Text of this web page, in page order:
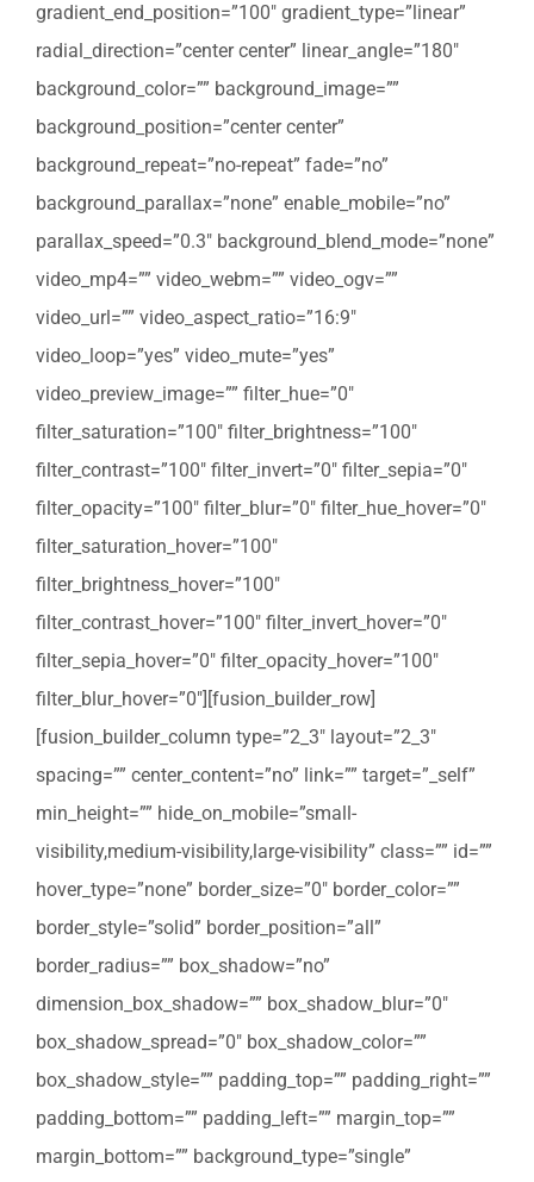
gradient_end_position=”100″ gradient_type=”linear”
radial_direction=”center center” linear_angle=”180″
background_color=”” background_image=””
background_position=”center center”
background_repeat=”no-repeat” fade=”no”
background_parallax=”none” enable_mobile=”no”
parallax_speed=”0.3″ background_blend_mode=”none”
video_mp4=”” video_webm=”” video_ogv=””
video_url=”” video_aspect_ratio=”16:9″
video_loop=”yes” video_mute=”yes”
video_preview_image=”” filter_hue=”0″
filter_saturation=”100″ filter_brightness=”100″
filter_contrast=”100″ filter_invert=”0″ filter_sepia=”0″
filter_opacity=”100″ filter_blur=”0″ filter_hue_hover=”0″
filter_saturation_hover=”100″
filter_brightness_hover=”100″
filter_contrast_hover=”100″ filter_invert_hover=”0″
filter_sepia_hover=”0″ filter_opacity_hover=”100″
filter_blur_hover=”0″][fusion_builder_row]
[fusion_builder_column type=”2_3″ layout=”2_3″
spacing=”” center_content=”no” link=”” target=”_self”
min_height=”” hide_on_mobile=”small-
visibility,medium-visibility,large-visibility” class=”” id=””
hover_type=”none” border_size=”0″ border_color=””
border_style=”solid” border_position=”all”
border_radius=”” box_shadow=”no”
dimension_box_shadow=”” box_shadow_blur=”0″
box_shadow_spread=”0″ box_shadow_color=””
box_shadow_style=”” padding_top=”” padding_right=””
padding_bottom=”” padding_left=”” margin_top=””
margin_bottom=”” background_type=”single”